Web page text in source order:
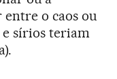
o caos ou
sírios teriam